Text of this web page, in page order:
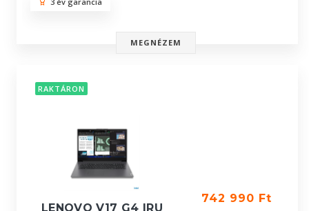
MEGNÉZEM
RAKTÁRON
LENOVO V17 G4 IRU
742 990 Ft